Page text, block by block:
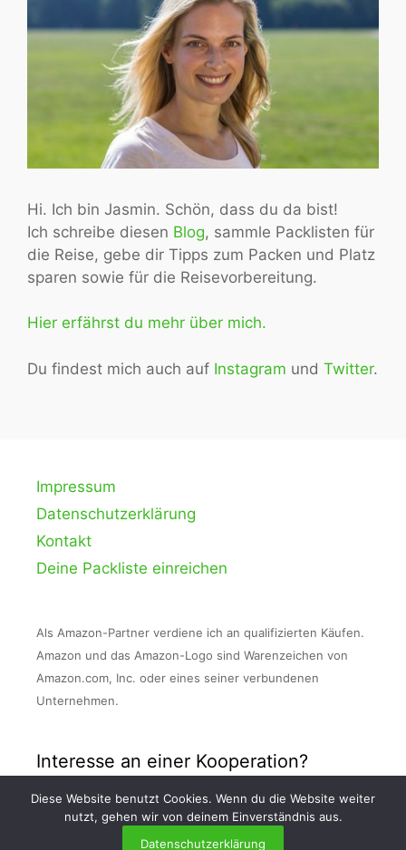
Hi. Ich bin Jasmin. Schön, dass du da bist!
Ich schreibe diesen Blog, sammle Packlisten für
die Reise, gebe dir Tipps zum Packen und Platz
sparen sowie für die Reisevorbereitung.
Hier erfährst du mehr über mich.
Du findest mich auch auf Instagram und Twitter.
Impressum
Datenschutzerklärung
Kontakt
Deine Packliste einreichen
Als Amazon-Partner verdiene ich an qualifizierten Käufen.
Amazon und das Amazon-Logo sind Warenzeichen von
Amazon.com, Inc. oder eines seiner verbundenen
Unternehmen.
Interesse an einer Kooperation?
Nimm Kontakt zu mir auf und schreibe mir
eine E-Mail an info [at] packlisten . org!
Diese Website benutzt Cookies. Wenn du die Website weiter
nutzt, gehen wir von deinem Einverständnis aus.
Datenschutzerklärung